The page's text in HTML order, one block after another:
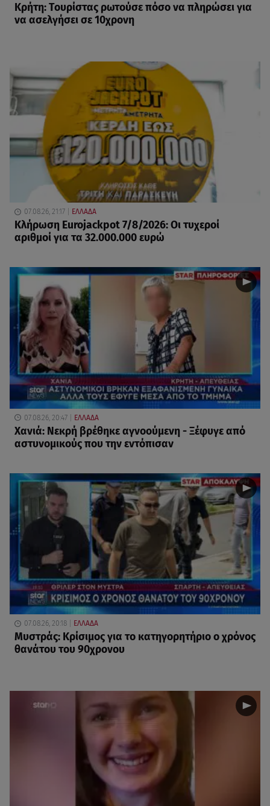
Κρήτη: Τουρίστας ρωτούσε πόσο να πληρώσει για
να ασελγήσει σε 10χρονη
07.08.26, 21:17 ΕΛΛΑΔΑ
Κλήρωση Eurojackpot 7/8/2026: Οι τυχεροί
αριθμοί για τα 32.000.000 ευρώ
07.08.26, 20:47 ΕΛΛΑΔΑ
Χανιά: Νεκρή βρέθηκε αγνοούμενη - Ξέφυγε από
αστυνομικούς που την εντόπισαν
07.08.26, 20:18 ΕΛΛΑΔΑ
Μυστράς: Κρίσιμος για το κατηγορητήριο ο χρόνος
θανάτου του 90χρονου